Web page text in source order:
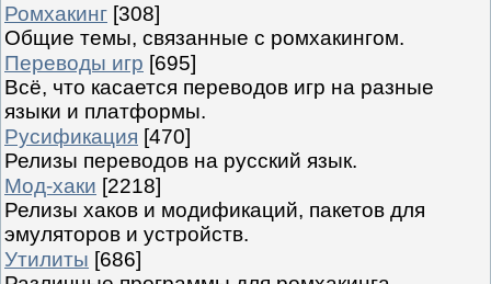
Ромхакинг [308]
Общие темы, связанные с ромхакингом.
Переводы игр [695]
Всё, что касается переводов игр на разные
языки и платформы.
Русификация [470]
Релизы переводов на русский язык.
Мод-хаки [2218]
Релизы хаков и модификаций, пакетов для
эмуляторов и устройств.
Утилиты [686]